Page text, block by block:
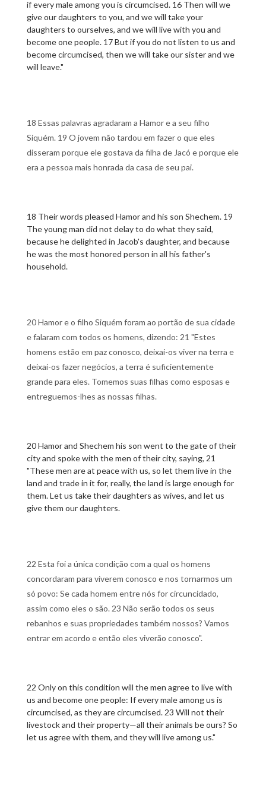
if every male among you is circumcised. 16 Then will we
give our daughters to you, and we will take your
daughters to ourselves, and we will live with you and
become one people. 17 But if you do not listen to us and
become circumcised, then we will take our sister and we
will leave."
18 Essas palavras agradaram a Hamor e a seu filho
Siquém. 19 O jovem não tardou em fazer o que eles
disseram porque ele gostava da filha de Jacó e porque ele
era a pessoa mais honrada da casa de seu pai.
18 Their words pleased Hamor and his son Shechem. 19
The young man did not delay to do what they said,
because he delighted in Jacob's daughter, and because
he was the most honored person in all his father's
household.
20 Hamor e o filho Siquém foram ao portão de sua cidade
e falaram com todos os homens, dizendo: 21 "Estes
homens estão em paz conosco, deixai-os viver na terra e
deixai-os fazer negócios, a terra é suficientemente
grande para eles. Tomemos suas filhas como esposas e
entreguemos-lhes as nossas filhas.
20 Hamor and Shechem his son went to the gate of their
city and spoke with the men of their city, saying, 21
"These men are at peace with us, so let them live in the
land and trade in it for, really, the land is large enough for
them. Let us take their daughters as wives, and let us
give them our daughters.
22 Esta foi a única condição com a qual os homens
concordaram para viverem conosco e nos tornarmos um
só povo: Se cada homem entre nós for circuncidado,
assim como eles o são. 23 Não serão todos os seus
rebanhos e suas propriedades também nossos? Vamos
entrar em acordo e então eles viverão conosco".
22 Only on this condition will the men agree to live with
us and become one people: If every male among us is
circumcised, as they are circumcised. 23 Will not their
livestock and their property—all their animals be ours? So
let us agree with them, and they will live among us."